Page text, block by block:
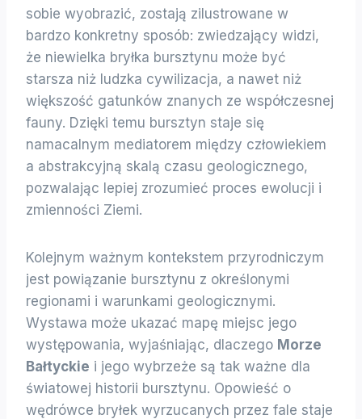
sobie wyobrazić, zostają zilustrowane w
bardzo konkretny sposób: zwiedzający widzi,
że niewielka bryłka bursztynu może być
starsza niż ludzka cywilizacja, a nawet niż
większość gatunków znanych ze współczesnej
fauny. Dzięki temu bursztyn staje się
namacalnym mediatorem między człowiekiem
a abstrakcyjną skalą czasu geologicznego,
pozwalając lepiej zrozumieć proces ewolucji i
zmienności Ziemi.
Kolejnym ważnym kontekstem przyrodniczym
jest powiązanie bursztynu z określonymi
regionami i warunkami geologicznymi.
Wystawa może ukazać mapę miejsc jego
występowania, wyjaśniając, dlaczego Morze
Bałtyckie i jego wybrzeże są tak ważne dla
światowej historii bursztynu. Opowieść o
wędrówce bryłek wyrzucanych przez fale staje